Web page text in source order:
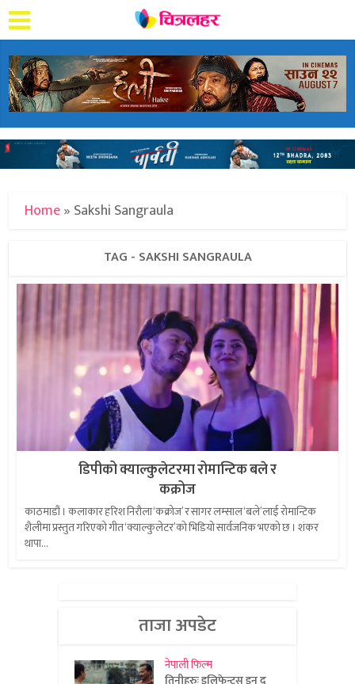
Home» Sakshi Sangraula
TAG - SAKSHI SANGRAULA
डिपीको क्याल्कुलेटरमा रोमान्टिक बले र
कक्रोज
काठमाडौं । कलाकार हरिश निरौला ‘कक्रोज’ र सागर लम्साल ‘बले’लाई रोमान्टिक
शैलीमा प्रस्तुत गरिएको गीत ‘क्याल्कुलेटर’को भिडियो सार्वजनिक भएको छ । शंकर
थापा...
ताजा अपडेट
नेपाली फिल्म
तिनीहरुः इलिफेन्ट्स इन द